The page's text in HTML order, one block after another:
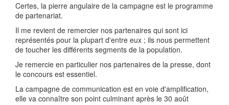
Certes, la pierre angulaire de la campagne est le programme
de partenariat.
Il me revient de remercier nos partenaires qui sont ici
représentés pour la plupart d'entre eux ; ils nous permettent
de toucher les différents segments de la population.
Je remercie en particulier nos partenaires de la presse, dont
le concours est essentiel.
La campagne de communication est en voie d'amplification,
elle va connaître son point culminant après le 30 août